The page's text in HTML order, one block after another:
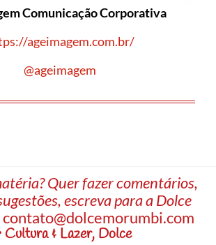
Comunicação Corporativa
ageimagem.com.br/
@ageimagem
Quer fazer comentários,
escreva para a Dolce
contato@dolcemorumbi.com
Cultura & Lazer, Dolce